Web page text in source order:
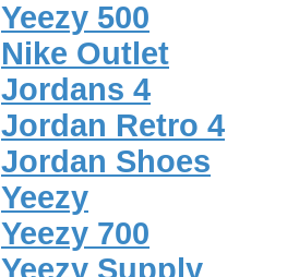
Yeezy 500
Nike Outlet
Jordans 4
Jordan Retro 4
Jordan Shoes
Yeezy
Yeezy 700
Yeezy Supply